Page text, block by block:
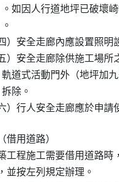
。如因人行道地坪已
。
四）安全走廊內應設置照明
五）安全走廊除供施工場
軌道式活動門外（地
拆除。
六）行人安全走廊應於申
借用道路）
築工程施工需要借用道路
，並按左列規定辦理。